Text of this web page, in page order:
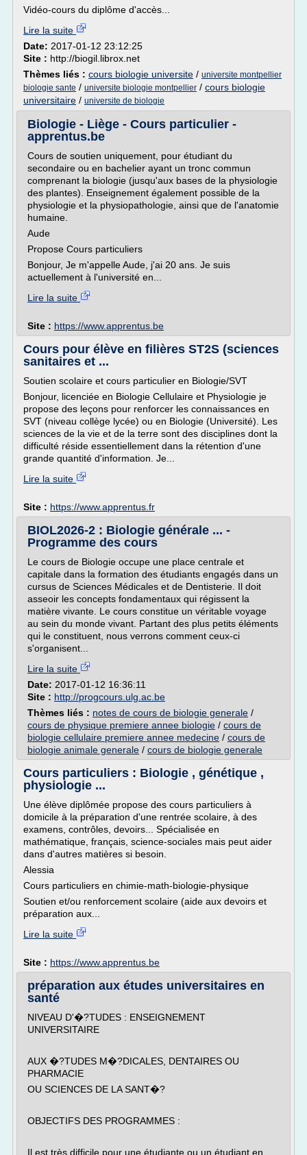
Vidéo-cours du diplôme d'accès...
Lire la suite
Date: 2017-01-12 23:12:25
Site : http://biogil.librox.net
Thèmes liés : cours biologie universite / universite montpellier
biologie sante / universite biologie montpellier / cours biologie
universitaire / universite de biologie
Biologie - Liège - Cours particulier -
apprentus.be
Cours de soutien uniquement, pour étudiant du
secondaire ou en bachelier ayant un tronc commun
comprenant la biologie (jusqu'aux bases de la physiologie
des plantes). Enseignement également possible de la
physiologie et la physiopathologie, ainsi que de l'anatomie
humaine.
Aude
Propose Cours particuliers
Bonjour, Je m'appelle Aude, j'ai 20 ans. Je suis
actuellement à l'université en...
Lire la suite
Site : https://www.apprentus.be
Cours pour élève en filières ST2S (sciences
sanitaires et ...
Soutien scolaire et cours particulier en Biologie/SVT
Bonjour, licenciée en Biologie Cellulaire et Physiologie je
propose des leçons pour renforcer les connaissances en
SVT (niveau collège lycée) ou en Biologie (Université). Les
sciences de la vie et de la terre sont des disciplines dont la
difficulté réside essentiellement dans la rétention d'une
grande quantité d'information. Je...
Lire la suite
Site : https://www.apprentus.fr
BIOL2026-2 : Biologie générale ... -
Programme des cours
Le cours de Biologie occupe une place centrale et
capitale dans la formation des étudiants engagés dans un
cursus de Sciences Médicales et de Dentisterie. Il doit
asseoir les concepts fondamentaux qui régissent la
matière vivante. Le cours constitue un véritable voyage
au sein du monde vivant. Partant des plus petits éléments
qui le constituent, nous verrons comment ceux-ci
s'organisent...
Lire la suite
Date: 2017-01-12 16:36:11
Site : http://progcours.ulg.ac.be
Thèmes liés : notes de cours de biologie generale /
cours de physique premiere annee biologie / cours de
biologie cellulaire premiere annee medecine / cours de
biologie animale generale / cours de biologie generale
Cours particuliers : Biologie , génétique ,
physiologie ...
Une élève diplômée propose des cours particuliers à
domicile à la préparation d'une rentrée scolaire, à des
examens, contrôles, devoirs... Spécialisée en
mathématique, français, science-sociales mais peut aider
dans d'autres matières si besoin.
Alessia
Cours particuliers en chimie-math-biologie-physique
Soutien et/ou renforcement scolaire (aide aux devoirs et
préparation aux...
Lire la suite
Site : https://www.apprentus.be
préparation aux études universitaires en
santé
NIVEAU D'�?TUDES : ENSEIGNEMENT
UNIVERSITAIRE
AUX �?TUDES M�?DICALES, DENTAIRES OU
PHARMACIE
OU SCIENCES DE LA SANT�?
OBJECTIFS DES PROGRAMMES :
Il est très difficile pour une étudiante ou un étudiant en